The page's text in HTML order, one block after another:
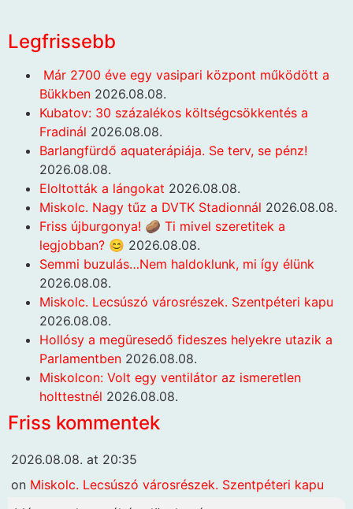
Legfrissebb
Már 2700 éve egy vasipari központ működött a
Bükkben 2026.08.08.
Kubatov: 30 százalékos költségcsökkentés a
Fradinál 2026.08.08.
Barlangfürdő aquaterápiája. Se terv, se pénz!
2026.08.08.
Eloltották a lángokat 2026.08.08.
Miskolc. Nagy tűz a DVTK Stadionnál 2026.08.08.
Friss újburgonya! 🥔 Ti mivel szeretitek a
legjobban? 😊 2026.08.08.
Semmi buzulás…Nem haldoklunk, mi így élünk
2026.08.08.
Miskolc. Lecsúszó városrészek. Szentpéteri kapu
2026.08.08.
Hollósy a megüresedő fideszes helyekre utazik a
Parlamentben 2026.08.08.
Miskolcon: Volt egy ventilátor az ismeretlen
holttestnél 2026.08.08.
Friss kommentek
2026.08.08. at 20:35
on Miskolc. Lecsúszó városrészek. Szentpéteri kapu